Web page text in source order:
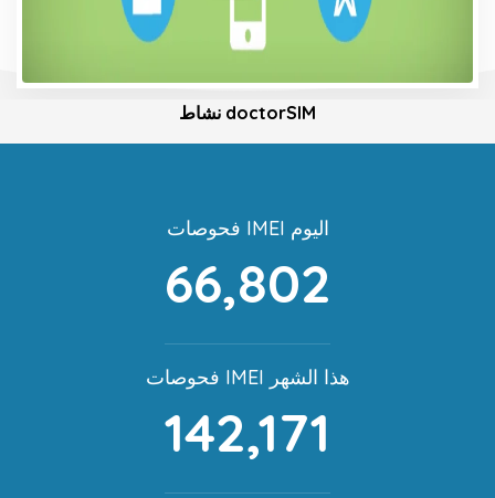
نشاط doctorSIM
فحوصات IMEI اليوم
66,802
فحوصات IMEI هذا الشهر
142,171